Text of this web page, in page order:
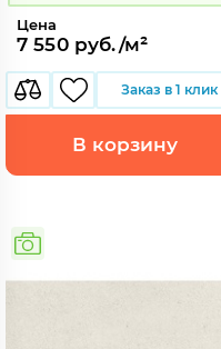
Цена
7 550 руб./м²
Заказ в 1 клик
В корзину